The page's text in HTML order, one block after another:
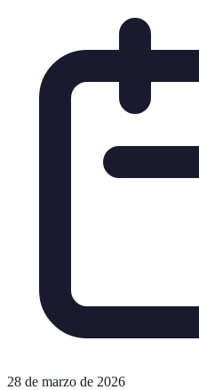
28 de marzo de 2026